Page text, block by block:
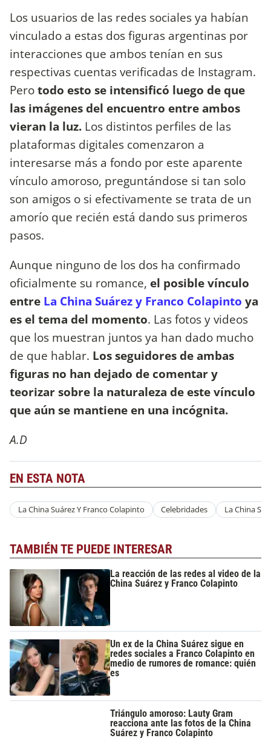
Los usuarios de las redes sociales ya habían
vinculado a estas dos figuras argentinas por
interacciones que ambos tenían en sus
respectivas cuentas verificadas de Instagram.
Perotodo esto se intensificó luego de que
las imágenes del encuentro entre ambos
vieran la luz. Los distintos perfiles de las
plataformas digitales comenzaron a
interesarse más a fondo por este aparente
vínculo amoroso, preguntándose si tan solo
son amigos o si efectivamente se trata de un
amorío que recién está dando sus primeros
pasos.
Aunque ninguno de los dos ha confirmado
oficialmente su romance, el posible vínculo
entre La China Suárez y Franco Colapinto ya
es el tema del momento. Las fotos y videos
que los muestran juntos ya han dado mucho
de que hablar. Los seguidores de ambas
figuras no han dejado de comentar y
teorizar sobre la naturaleza de este vínculo
que aún se mantiene en una incógnita.
A.D
EN ESTA NOTA
La China Suárez Y Franco Colapinto Celebridades La China
TAMBIÉN TE PUEDE INTERESAR
La reacción de las redes al video de la
China Suárez y Franco Colapinto
Un ex de la China Suárez sigue en
redes sociales a Franco Colapinto en
medio de rumores de romance: quién
es
Triángulo amoroso: Lauty Gram
reacciona ante las fotos de la China
Suárez y Franco Colapinto